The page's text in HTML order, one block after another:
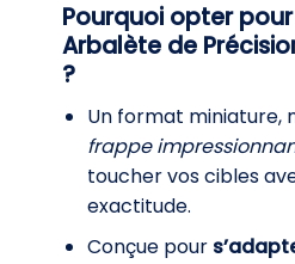
Pourquoi opter
Arbalète de
?
Un format miniature,
frappe
toucher vos cibles
exactitude.
Conçue pour